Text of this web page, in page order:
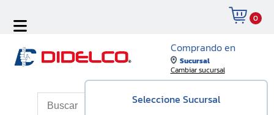
0
Comprando en
Sucursal
Cambiar sucursal
Seleccione Sucursal